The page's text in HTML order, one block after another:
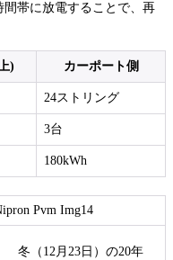
帯に放電することで、再
) カーポート側
24ストリング
3台
180kWh
冬（12月23日）の20年